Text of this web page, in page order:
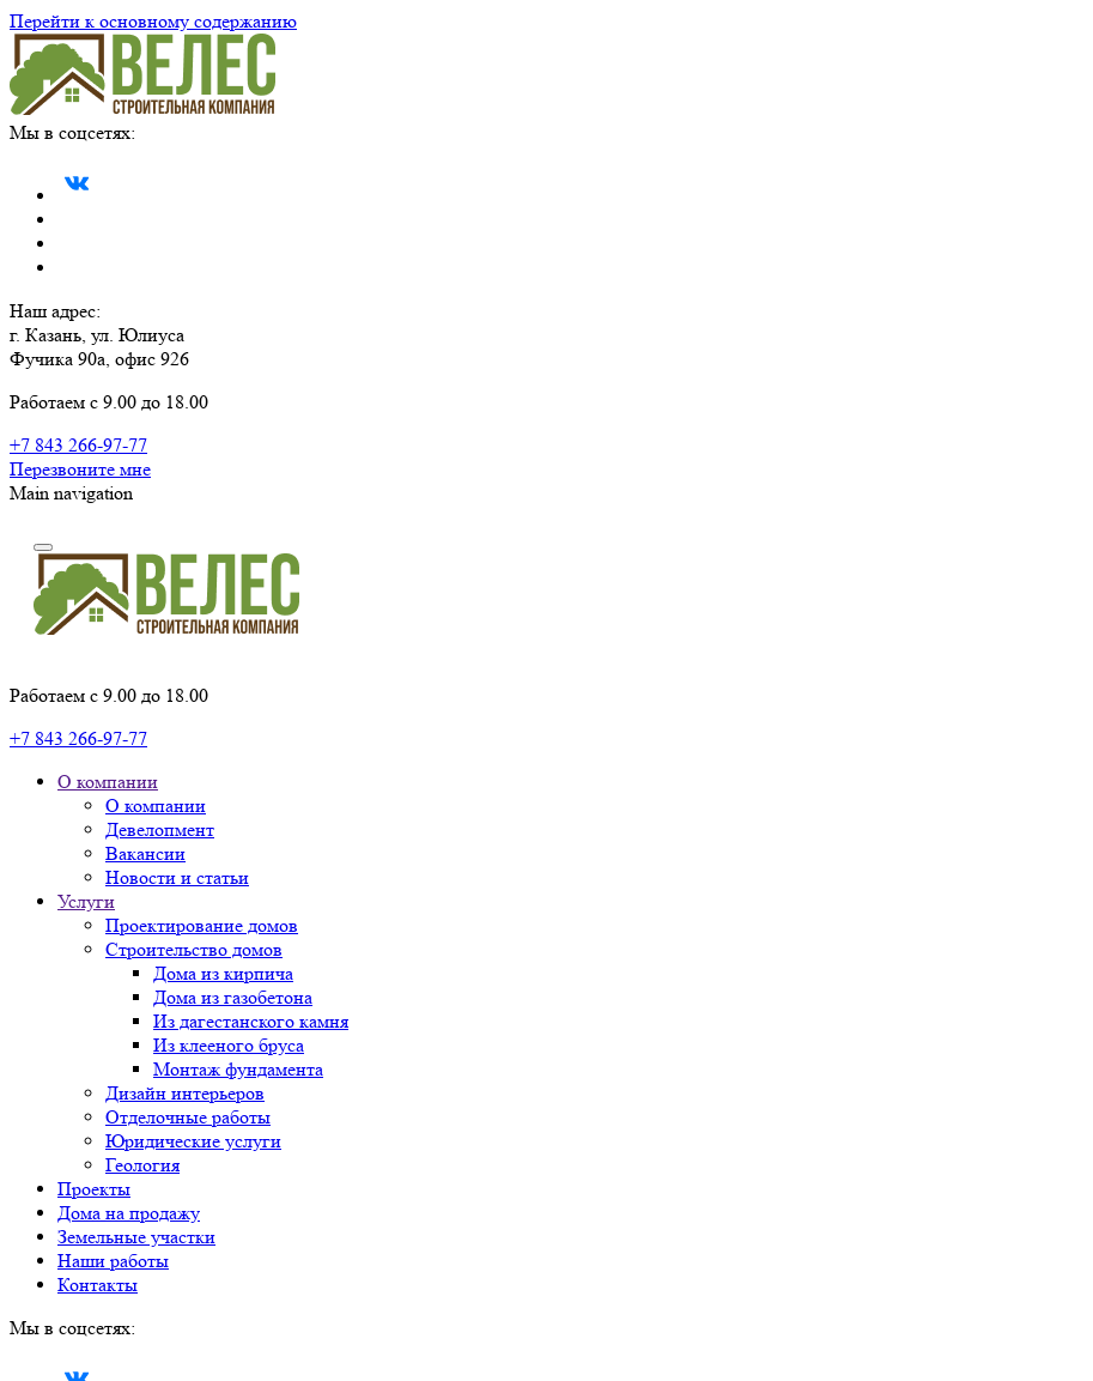
Перейти к основному содержанию
Мы в соцсетях:
Наш адрес:
г. Казань, ул. Юлиуса
Фучика 90а, офис 926
Работаем с 9.00 до 18.00
+7 843 266-97-77
Перезвоните мне
Main navigation
Работаем с 9.00 до 18.00
+7 843 266-97-77
О компании
О компании
Девелопмент
Вакансии
Новости и статьи
Услуги
Проектирование домов
Строительство домов
Дома из кирпича
Дома из газобетона
Из дагестанского камня
Из клееного бруса
Монтаж фундамента
Дизайн интерьеров
Отделочные работы
Юридические услуги
Геология
Проекты
Дома на продажу
Земельные участки
Наши работы
Контакты
Мы в соцсетях: